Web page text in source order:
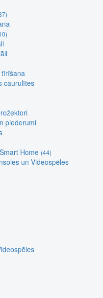
tīrīšana
caurulītes
piederumi
Home (44)
un Videospēles